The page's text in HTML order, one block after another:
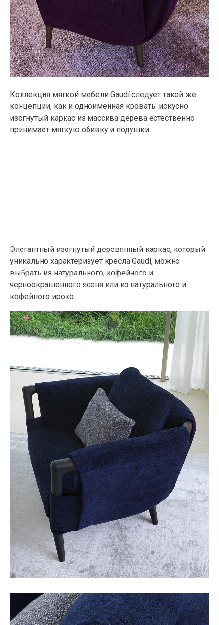
Коллекция мягкой мебели Gaudí следует такой же
концепции, как и одноименная кровать: искусно
изогнутый каркас из массива дерева естественно
принимает мягкую обивку и подушки.
Элегантный изогнутый деревянный каркас, который
уникально характеризует кресла Gaudí, можно
выбрать из натурального, кофейного и
черноокрашенного ясеня или из натурального и
кофейного ироко.